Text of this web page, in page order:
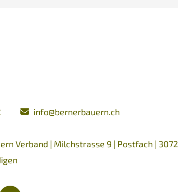
nf b rn rb rn ch
Verband | Milchstrasse 9 | Postfach | 3072